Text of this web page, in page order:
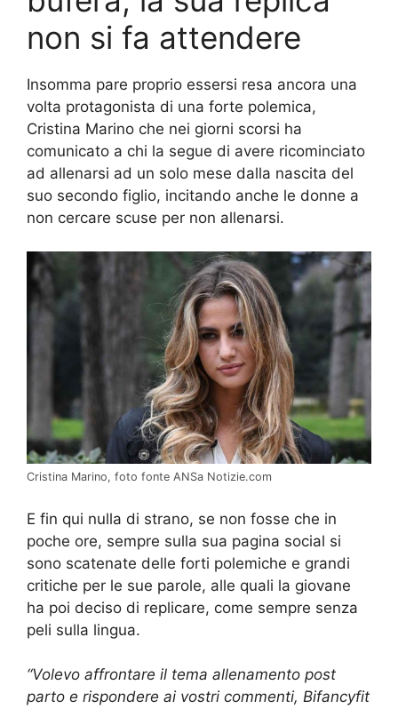
non si fa attendere
Insomma pare proprio essersi resa ancora una
volta protagonista di una forte polemica,
Cristina Marino che nei giorni scorsi ha
comunicato a chi la segue di avere ricominciato
ad allenarsi ad un solo mese dalla nascita del
suo secondo figlio, incitando anche le donne a
non cercare scuse per non allenarsi.
Cristina Marino, foto fonte ANSa Notizie.com
E fin qui nulla di strano, se non fosse che in
poche ore, sempre sulla sua pagina social si
sono scatenate delle forti polemiche e grandi
critiche per le sue parole, alle quali la giovane
ha poi deciso di replicare, come sempre senza
peli sulla lingua.
“Volevo affrontare il tema allenamento post
parto e rispondere ai vostri commenti, Bifancyfit